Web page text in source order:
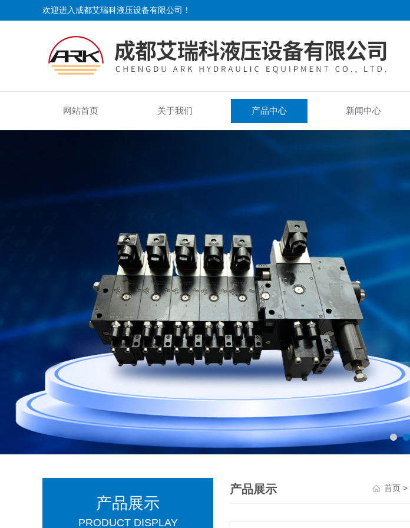
欢迎进入成都艾瑞科液压设备有限公司！
网站首页 关于我们 产品中心 新闻中心
产品展示
PRODUCT DISPLAY
产品展示 首页 >